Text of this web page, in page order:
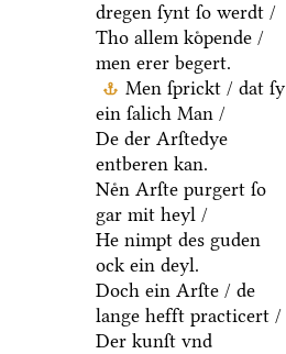
dregen ſynt ſo werdt /
Tho allem koͤpende /
men erer begert.
Men ſprickt / dat ſy
ein ſalich Man /
De der Arſtedye
entberen kan.
Neͤn Arſte purgert ſo
gar mit heyl /
He nimpt des guden
ock ein deyl.
Doch ein Arſte / de
lange hefft practicert /
Der kunſt vnd